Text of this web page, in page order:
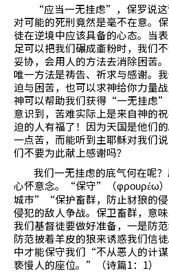
“应当一无挂虑”，保罗说
对可能的死刑竟然是毫不在意。
徒在逆境中应该具备的心态。当
足可以把我们碾成齑粉时，我们
妥协，会用人的方法去消除困苦
唯一方法是祷告、祈求与感谢。
迫与困苦，也可以求神给你力量
神可以帮助我们获得“一无挂虑
意识到，苦难实际上是来自神的
迫的人有福了！因为天国是他们
一点苦，而能听到主耶稣对我们
们不要为此献上感谢吗？
我们一无挂虑的底气何在呢
心怀意念。“保守”（φρουρέω
城市”“保护畜群，防止豺狼的
侵犯的敌人争战。保卫畜群，意
我们基督徒要做好准备，一是防
防范披着羊皮的狼来诱惑我们信
中才能保守我们“不从恶人的计谋
亵慢人的座位。”（诗篇1： 1）